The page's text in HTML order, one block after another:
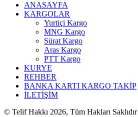
ANASAYFA
KARGOLAR
Yurtiçi Kargo
MNG Kargo
Sürat Kargo
Aras Kargo
PTT Kargo
KURYE
REHBER
BANKA KARTI KARGO TAKİP
İLETİŞİM
© Telif Hakkı 2026, Tüm Hakları Saklıdır